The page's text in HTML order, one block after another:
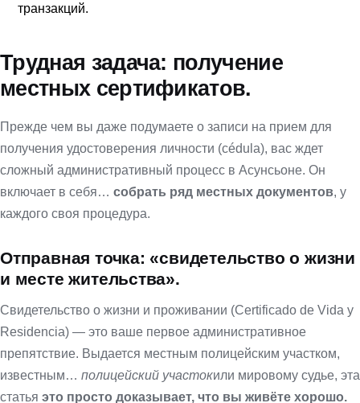
транзакций.
Трудная задача: получение
местных сертификатов.
Прежде чем вы даже подумаете о записи на прием для
получения удостоверения личности (cédula), вас ждет
сложный административный процесс в Асунсьоне. Он
включает в себя… собрать ряд местных документов, у
каждого своя процедура.
Отправная точка: «свидетельство о жизни
и месте жительства».
Свидетельство о жизни и проживании (Certificado de Vida y
Residencia) — это ваше первое административное
препятствие. Выдается местным полицейским участком,
известным… полицейский участокили мировому судье, эта
статья это просто доказывает, что вы живёте хорошо.